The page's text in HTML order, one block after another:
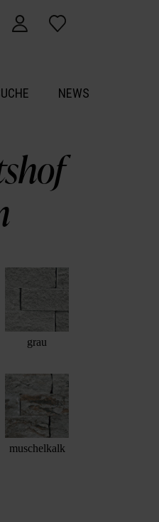
NEWS
grau
muschelkalk